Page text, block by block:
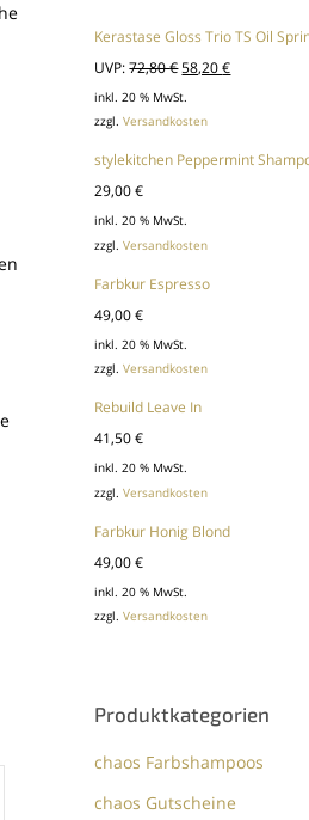
Kerastase Gloss Trio TS Oil
UVP: 72,80€ Ursprünglicher
Preis
war:
72,80 €
58,20€Aktueller
58,20 €.
inkl. 20 % MwSt.
zzgl.Versandkosten
stylekitchen Peppermint
29,00€
inkl. 20 % MwSt.
zzgl.Versandkosten
Farbkur Espresso
49,00€
inkl. 20 % MwSt.
zzgl.Versandkosten
Rebuild Leave In
41,50€
inkl. 20 % MwSt.
zzgl.Versandkosten
Farbkur Honig Blond
49,00€
inkl. 20 % MwSt.
zzgl.Versandkosten
Produktkategorien
chaos Farbshampoos
chaos Gutscheine